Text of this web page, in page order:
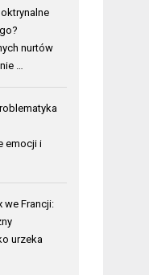
nurtów
…
emocji i
we Francji:
urzeka